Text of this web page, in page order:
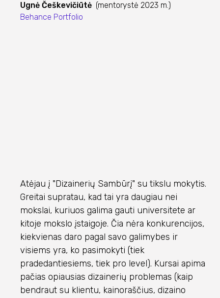
Ugnė Češkevičiūtė (mentorystė 2023 m.)
Behance Portfolio
Atėjau į "Dizainerių Sambūrį" su tikslu mokytis.
Greitai supratau, kad tai yra daugiau nei
mokslai, kuriuos galima gauti universitete ar
kitoje mokslo įstaigoje. Čia nėra konkurencijos,
kiekvienas daro pagal savo galimybes ir
visiems yra, ko pasimokyti (tiek
pradedantiesiems, tiek pro level). Kursai apima
pačias opiausias dizainerių problemas (kaip
bendraut su klientu, kainoraščius, dizaino